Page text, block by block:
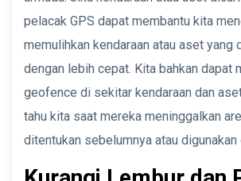
pelacak GPS dapat membantu kita
memulihkan kendaraan atau aset yang
dengan lebih cepat. Kita bahkan dapat
geofence di sekitar kendaraan dan
tahu kita saat mereka meninggalkan
ditentukan sebelumnya atau digunakan